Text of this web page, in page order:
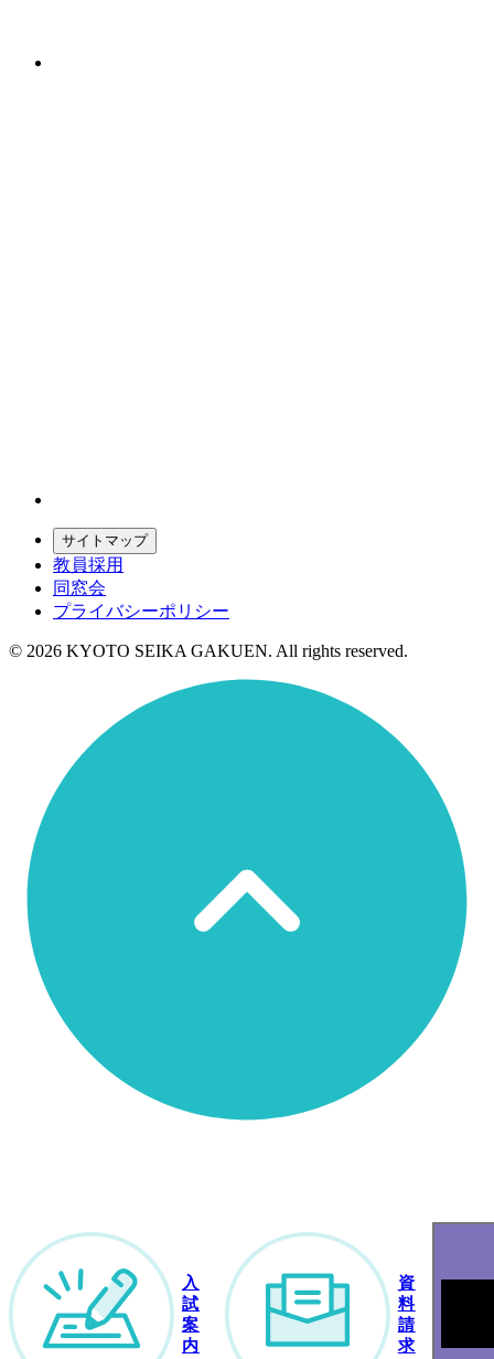
サイトマップ
教員採用
同窓会
プライバシーポリシー
© 2026 KYOTO SEIKA GAKUEN. All rights reserved.
入
試
案
内
資
料
請
求